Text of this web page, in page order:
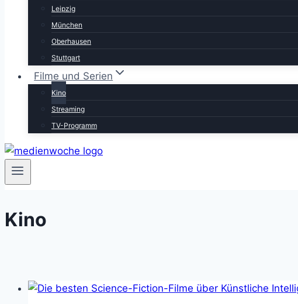
Leipzig
München
Oberhausen
Stuttgart
Filme und Serien
Kino
Streaming
TV-Programm
Kino